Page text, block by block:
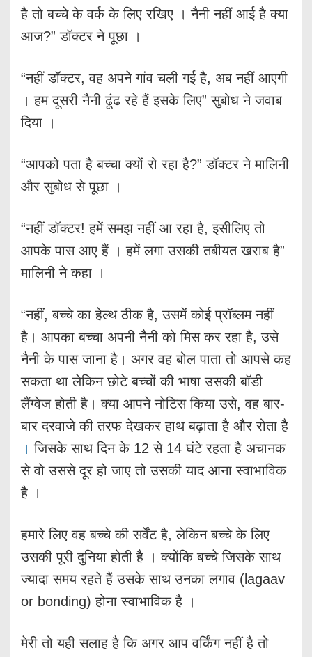
है तो बच्चे के वर्क के लिए रखिए । नैनी नहीं आई है क्या
आज?” डॉक्टर ने पूछा ।
“नहीं डॉक्टर, वह अपने गांव चली गई है, अब नहीं आएगी
। हम दूसरी नैनी ढूंढ रहे हैं इसके लिए” सुबोध ने जवाब
दिया ।
“आपको पता है बच्चा क्यों रो रहा है?” डॉक्टर ने मालिनी
और सुबोध से पूछा ।
“नहीं डॉक्टर! हमें समझ नहीं आ रहा है, इसीलिए तो
आपके पास आए हैं । हमें लगा उसकी तबीयत खराब है”
मालिनी ने कहा ।
“नहीं, बच्चे का हेल्थ ठीक है, उसमें कोई प्रॉब्लम नहीं
है। आपका बच्चा अपनी नैनी को मिस कर रहा है, उसे
नैनी के पास जाना है। अगर वह बोल पाता तो आपसे कह
सकता था लेकिन छोटे बच्चों की भाषा उसकी बॉडी
लैंग्वेज होती है। क्या आपने नोटिस किया उसे, वह बार-
बार दरवाजे की तरफ देखकर हाथ बढ़ाता है और रोता है
। जिसके साथ दिन के 12 से 14 घंटे रहता है अचानक
से वो उससे दूर हो जाए तो उसकी याद आना स्वाभाविक
है ।
हमारे लिए वह बच्चे की सर्वेंट है, लेकिन बच्चे के लिए
उसकी पूरी दुनिया होती है । क्योंकि बच्चे जिसके साथ
ज्यादा समय रहते हैं उसके साथ उनका लगाव (lagaav
or bonding) होना स्वाभाविक है ।
मेरी तो यही सलाह है कि अगर आप वर्किंग नहीं है तो